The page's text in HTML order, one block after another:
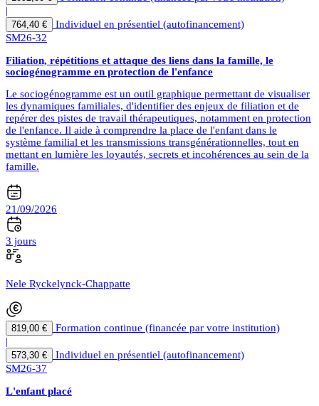
|
764,40 €
Individuel en présentiel (autofinancement)
SM26-32
Filiation, répétitions et attaque des liens dans la famille, le
sociogénogramme en protection de l'enfance
Le sociogénogramme est un outil graphique permettant de visualiser
les dynamiques familiales, d'identifier des enjeux de filiation et de
repérer des pistes de travail thérapeutiques, notamment en protection
de l'enfance. Il aide à comprendre la place de l'enfant dans le
système familial et les transmissions transgénérationnelles, tout en
mettant en lumière les loyautés, secrets et incohérences au sein de la
famille.
21/09/2026
3 jours
Nele Ryckelynck-Chappatte
819,00 €
Formation continue (financée par votre institution)
|
573,30 €
Individuel en présentiel (autofinancement)
SM26-37
L'enfant placé